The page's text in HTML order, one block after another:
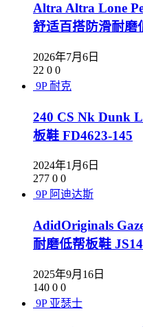
Altra Altra Lone
舒适百搭防滑耐
2026年7月6日
22 0 0
9P 耐克
240 CS Nk Dunk
板鞋 FD4623-145
2024年1月6日
277 0 0
9P 阿迪达斯
AdidOriginals
耐磨低帮板鞋
2025年9月16日
140 0 0
9P 亚瑟士